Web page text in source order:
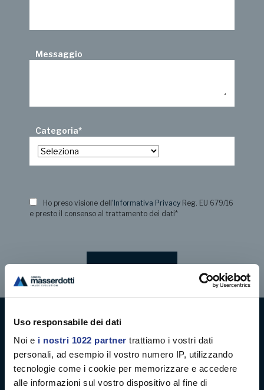
Uso responsabile dei dati
Noi e i nostri 1022 partner trattiamo i vostri dati
personali, ad esempio il vostro numero IP, utilizzando
tecnologie come i cookie per memorizzare e accedere
alle informazioni sul vostro dispositivo al fine di
Messaggio
Categoria*
Ho preso visione dell 'Informativa Privacy Reg. EU 679/16
e presto il consenso al trattamento dei dati*
Digital decoration
Digital signage